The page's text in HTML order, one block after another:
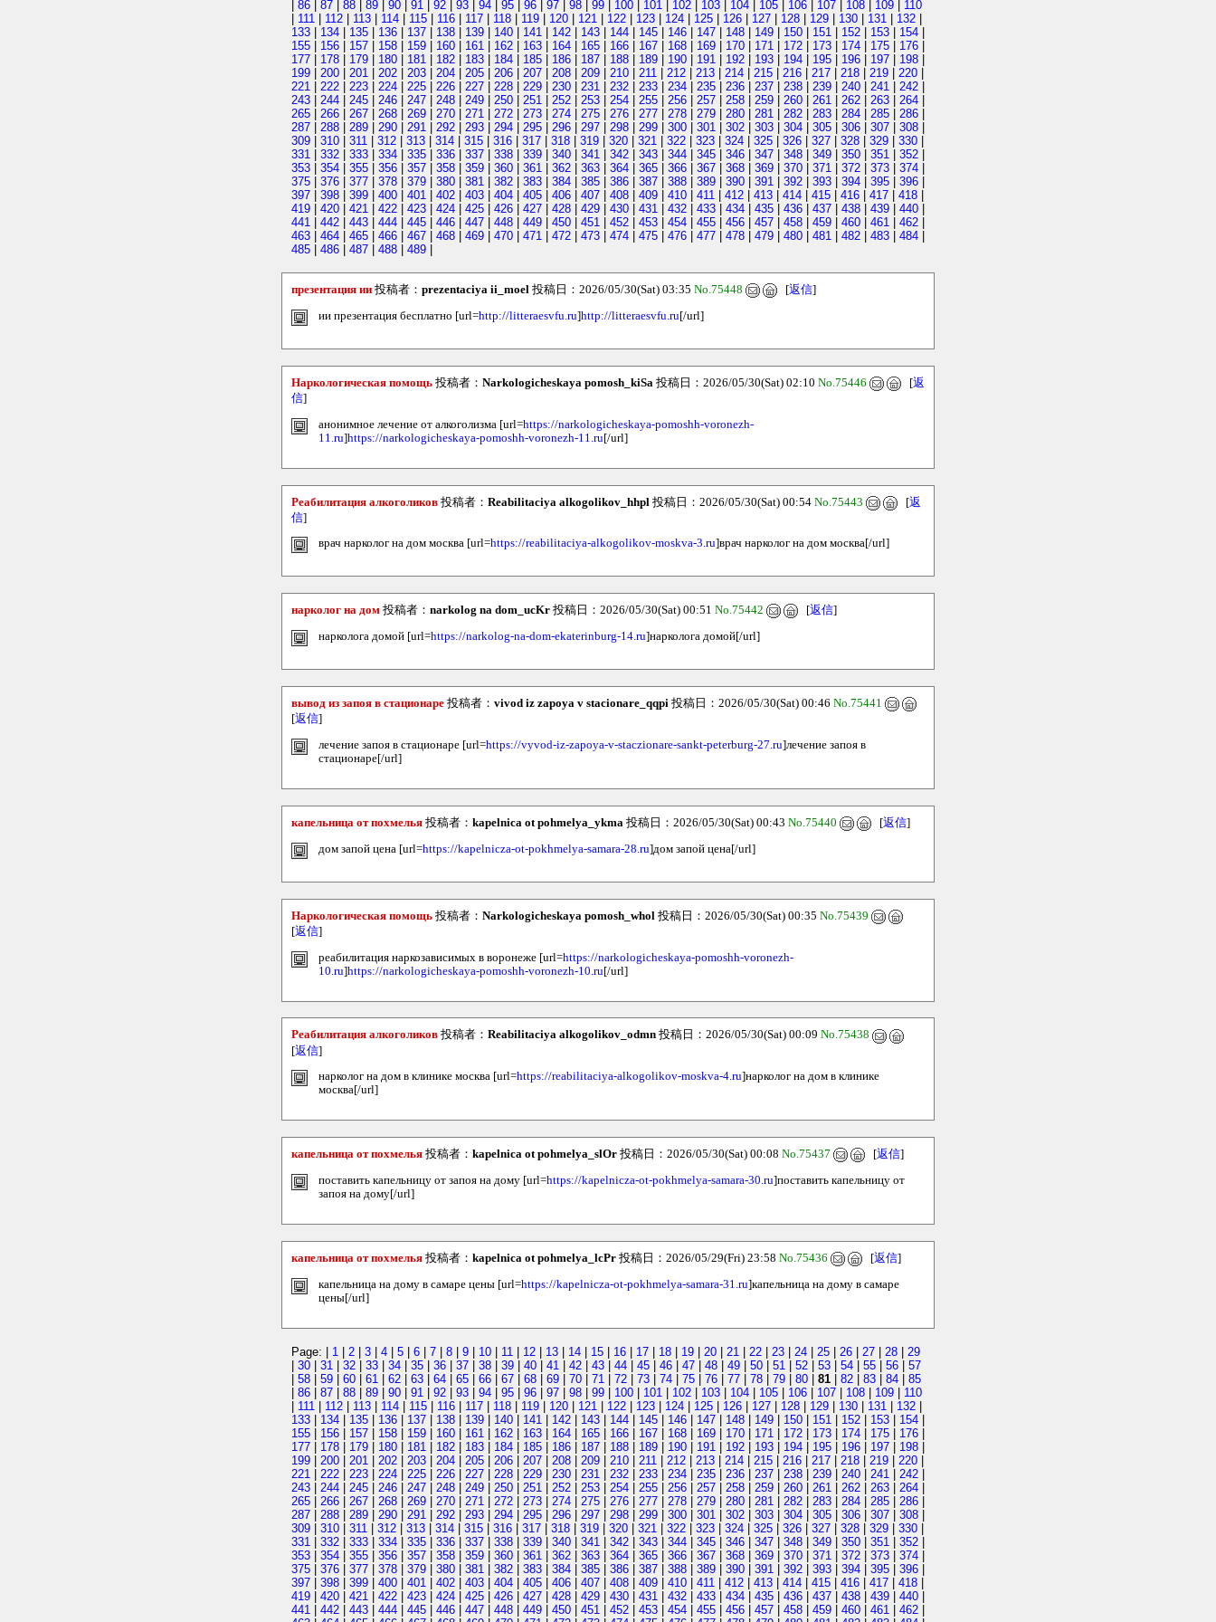
86 87 88 89 90 91 92 93 94 95 96 97 98 99 100 101 102 103 104 105 106 107 108 109
110
111 112 113 114 115 116 117 118 119 120 121 122 123 124 125 126 127 128 129 130 131 132
133
134 135 136 137 138 139 140 141 142 143 144 145 146 147 148 149 150 151 152 153 154
155
156 157 158 159 160 161 162 163 164 165 166 167 168 169 170 171 172 173 174 175 176
177
178 179 180 181 182 183 184 185 186 187 188 189 190 191 192 193 194 195 196 197 198
199
200 201 202 203 204 205 206 207 208 209 210 211 212 213 214 215 216 217 218 219 220
221
222 223 224 225 226 227 228 229 230 231 232 233 234 235 236 237 238 239 240 241 242
243
244 245 246 247 248 249 250 251 252 253 254 255 256 257 258 259 260 261 262 263 264
265
266 267 268 269 270 271 272 273 274 275 276 277 278 279 280 281 282 283 284 285 286
287
288 289 290 291 292 293 294 295 296 297 298 299 300 301 302 303 304 305 306 307 308
309
310 311 312 313 314 315 316 317 318 319 320 321 322 323 324 325 326 327 328 329 330
331
332 333 334 335 336 337 338 339 340 341 342 343 344 345 346 347 348 349 350 351 352
353
354 355 356 357 358 359 360 361 362 363 364 365 366 367 368 369 370 371 372 373 374
375
376 377 378 379 380 381 382 383 384 385 386 387 388 389 390 391 392 393 394 395 396
397
398 399 400 401 402 403 404 405 406 407 408 409 410 411 412 413 414 415 416 417 418
419
420 421 422 423 424 425 426 427 428 429 430 431 432 433 434 435 436 437 438 439 440
441
442 443 444 445 446 447 448 449 450 451 452 453 454 455 456 457 458 459 460 461 462
463
464 465 466 467 468 469 470 471 472 473 474 475 476 477 478 479 480 481 482 483 484
485
486 487 488 489
презентация ии 投稿者： prezentaciya ii_moel 投稿日：2026/05/30(Sat) 03:35 No.75448 [返信]
ии презентация бесплатно [url=http://litteraesvfu.ru]http://litteraesvfu.ru[/url]
Наркологическая помощь 投稿者： Narkologicheskaya pomosh_kiSa 投稿日：2026/05/30(Sat) 02:10 No.75446 [返
信]
анонимное лечение от алкоголизма [url=https://narkologicheskaya-pomoshh-voronezh-
11.ru]https://narkologicheskaya-pomoshh-voronezh-11.ru[/url]
Реабилитация алкоголиков 投稿者： Reabilitaciya alkogolikov_hhpl 投稿日：2026/05/30(Sat) 00:54 No.75443 [返
信]
врач нарколог на дом москва [url=https://reabilitaciya-alkogolikov-moskva-3.ru]врач нарколог на дом москва[/url]
нарколог на дом 投稿者： narkolog na dom_ucKr 投稿日：2026/05/30(Sat) 00:51 No.75442 [返信]
нарколога домой [url=https://narkolog-na-dom-ekaterinburg-14.ru]нарколога домой[/url]
вывод из запоя в стационаре 投稿者： vivod iz zapoya v stacionare_qqpi 投稿日：2026/05/30(Sat) 00:46 No.75441
[返信]
лечение запоя в стационаре [url=https://vyvod-iz-zapoya-v-staczionare-sankt-peterburg-27.ru]лечение запоя в
стационаре[/url]
капельница от похмелья 投稿者： kapelnica ot pohmelya_ykma 投稿日：2026/05/30(Sat) 00:43 No.75440 [返信]
дом запой цена [url=https://kapelnicza-ot-pokhmelya-samara-28.ru]дом запой цена[/url]
Наркологическая помощь 投稿者： Narkologicheskaya pomosh_whol 投稿日：2026/05/30(Sat) 00:35 No.75439
[返信]
реабилитация наркозависимых в воронеже [url=https://narkologicheskaya-pomoshh-voronezh-
10.ru]https://narkologicheskaya-pomoshh-voronezh-10.ru[/url]
Реабилитация алкоголиков 投稿者： Reabilitaciya alkogolikov_odmn 投稿日：2026/05/30(Sat) 00:09 No.75438
[返信]
нарколог на дом в клинике москва [url=https://reabilitaciya-alkogolikov-moskva-4.ru]нарколог на дом в клинике
москва[/url]
капельница от похмелья 投稿者： kapelnica ot pohmelya_slOr 投稿日：2026/05/30(Sat) 00:08 No.75437 [返信]
поставить капельницу от запоя на дому [url=https://kapelnicza-ot-pokhmelya-samara-30.ru]поставить капельницу от
запоя на дому[/url]
капельница от похмелья 投稿者： kapelnica ot pohmelya_lcPr 投稿日：2026/05/29(Fri) 23:58 No.75436 [返信]
капельница на дому в самаре цены [url=https://kapelnicza-ot-pokhmelya-samara-31.ru]капельница на дому в самаре
цены[/url]
Page: | 1 | 2 | 3 | 4 | 5 | 6 | 7 | 8 | 9 | 10 | 11 | 12 | 13 | 14 | 15 | 16 | 17 | 18 | 19 | 20 | 21 | 22 | 23 | 24 | 25 | 26 | 27 | 28 | 29
| 30 | 31 | 32 | 33 | 34 | 35 | 36 | 37 | 38 | 39 | 40 | 41 | 42 | 43 | 44 | 45 | 46 | 47 | 48 | 49 | 50 | 51 | 52 | 53 | 54 | 55 | 56 | 57
| 58 | 59 | 60 | 61 | 62 | 63 | 64 | 65 | 66 | 67 | 68 | 69 | 70 | 71 | 72 | 73 | 74 | 75 | 76 | 77 | 78 | 79 | 80 | 81 | 82 | 83 | 84 | 85
| 86 | 87 | 88 | 89 | 90 | 91 | 92 | 93 | 94 | 95 | 96 | 97 | 98 | 99 | 100 | 101 | 102 | 103 | 104 | 105 | 106 | 107 | 108 | 109 | 110
| 111 | 112 | 113 | 114 | 115 | 116 | 117 | 118 | 119 | 120 | 121 | 122 | 123 | 124 | 125 | 126 | 127 | 128 | 129 | 130 | 131 | 132 |
133 | 134 | 135 | 136 | 137 | 138 | 139 | 140 | 141 | 142 | 143 | 144 | 145 | 146 | 147 | 148 | 149 | 150 | 151 | 152 | 153 | 154 |
155 | 156 | 157 | 158 | 159 | 160 | 161 | 162 | 163 | 164 | 165 | 166 | 167 | 168 | 169 | 170 | 171 | 172 | 173 | 174 | 175 | 176 |
177 | 178 | 179 | 180 | 181 | 182 | 183 | 184 | 185 | 186 | 187 | 188 | 189 | 190 | 191 | 192 | 193 | 194 | 195 | 196 | 197 | 198 |
199 | 200 | 201 | 202 | 203 | 204 | 205 | 206 | 207 | 208 | 209 | 210 | 211 | 212 | 213 | 214 | 215 | 216 | 217 | 218 | 219 | 220 |
221 | 222 | 223 | 224 | 225 | 226 | 227 | 228 | 229 | 230 | 231 | 232 | 233 | 234 | 235 | 236 | 237 | 238 | 239 | 240 | 241 | 242 |
243 | 244 | 245 | 246 | 247 | 248 | 249 | 250 | 251 | 252 | 253 | 254 | 255 | 256 | 257 | 258 | 259 | 260 | 261 | 262 | 263 | 264 |
265 | 266 | 267 | 268 | 269 | 270 | 271 | 272 | 273 | 274 | 275 | 276 | 277 | 278 | 279 | 280 | 281 | 282 | 283 | 284 | 285 | 286 |
287 | 288 | 289 | 290 | 291 | 292 | 293 | 294 | 295 | 296 | 297 | 298 | 299 | 300 | 301 | 302 | 303 | 304 | 305 | 306 | 307 | 308 |
309 | 310 | 311 | 312 | 313 | 314 | 315 | 316 | 317 | 318 | 319 | 320 | 321 | 322 | 323 | 324 | 325 | 326 | 327 | 328 | 329 | 330 |
331 | 332 | 333 | 334 | 335 | 336 | 337 | 338 | 339 | 340 | 341 | 342 | 343 | 344 | 345 | 346 | 347 | 348 | 349 | 350 | 351 | 352 |
353 | 354 | 355 | 356 | 357 | 358 | 359 | 360 | 361 | 362 | 363 | 364 | 365 | 366 | 367 | 368 | 369 | 370 | 371 | 372 | 373 | 374 |
375 | 376 | 377 | 378 | 379 | 380 | 381 | 382 | 383 | 384 | 385 | 386 | 387 | 388 | 389 | 390 | 391 | 392 | 393 | 394 | 395 | 396 |
397 | 398 | 399 | 400 | 401 | 402 | 403 | 404 | 405 | 406 | 407 | 408 | 409 | 410 | 411 | 412 | 413 | 414 | 415 | 416 | 417 | 418 |
419 | 420 | 421 | 422 | 423 | 424 | 425 | 426 | 427 | 428 | 429 | 430 | 431 | 432 | 433 | 434 | 435 | 436 | 437 | 438 | 439 | 440 |
441 | 442 | 443 | 444 | 445 | 446 | 447 | 448 | 449 | 450 | 451 | 452 | 453 | 454 | 455 | 456 | 457 | 458 | 459 | 460 | 461 | 462 |